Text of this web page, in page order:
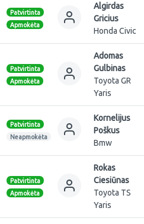
Patvirtinta
Apmokėta
Algirdas
Gricius
Honda Civic
Patvirtinta
Apmokėta
Adomas
Gulbinas
Toyota GR
Yaris
Patvirtinta
Neapmokėta
Kornelijus
Poškus
Bmw
Patvirtinta
Apmokėta
Rokas
Ciesiūnas
Toyota TS
Yaris